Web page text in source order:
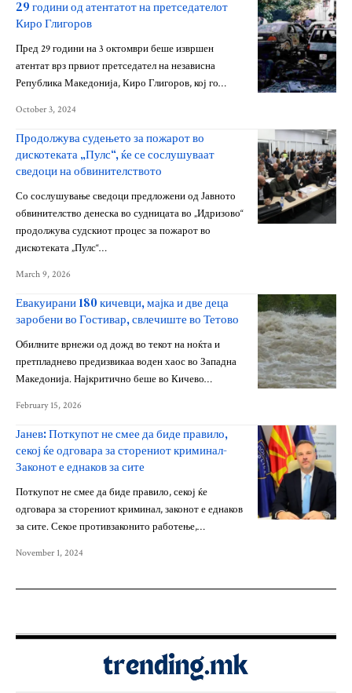
29 години од атентатот на претседателот
Киро Глигоров
Пред 29 години на 3 октомври беше извршен
атентат врз првиот претседател на независна
Република Македонија, Киро Глигоров, кој го…
October 3, 2024
Продолжува судењето за пожарот во
дискотеката „Пулс“, ќе се сослушуваат
сведоци на обвинителството
Со сослушување сведоци предложени од Јавното
обвинителство денеска во судницата во „Идризово“
продолжува судскиот процес за пожарот во
дискотеката „Пулс“…
March 9, 2026
Евакуирани 180 кичевци, мајка и две деца
заробени во Гостивар, свлечиште во Тетово
Обилните врнежи од дожд во текот на ноќта и
претпладнево предизвикаа воден хаос во Западна
Македонија. Најкритично беше во Кичево…
February 15, 2026
Јанев: Поткупот не смее да биде правило,
секој ќе одговара за сторениот криминал-
Законот е еднаков за сите
Поткупот не смее да биде правило, секој ќе
одговара за сторениот криминал, законот е еднаков
за сите. Секое противзаконито работење,…
November 1, 2024